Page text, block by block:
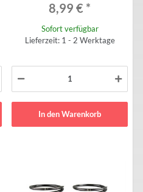
8,99 € *
Sofort verfügbar
Lieferzeit: 1 - 2 Werktage
In den Warenkorb